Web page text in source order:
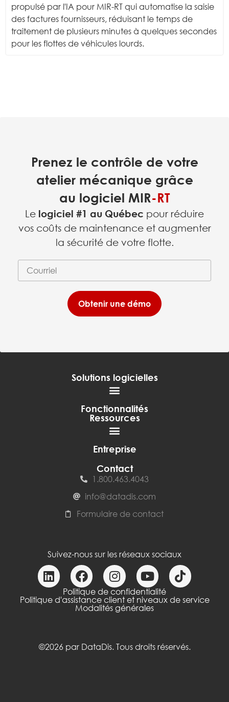
propulsé par l'IA pour MIR-RT qui automatise la saisie
des factures fournisseurs, réduisant le temps de
traitement de plusieurs minutes à quelques secondes
pour les flottes de véhicules lourds.
Prenez le contrôle de votre
atelier mécanique grâce
au logiciel MIR-RT
Le logiciel #1 au Québec pour réduire
vos coûts de maintenance et augmenter
la sécurité de votre flotte.
Courriel
Obtenir une démo
Solutions logicielles
Fonctionnalités
Ressources
Entreprise
Contact
1.800.463.4043
info@datadis.com
Formulaire de contact
Suivez-nous sur les réseaux sociaux
Politique de confidentialité
Politique d'assistance client et niveaux de service
Modalités générales
©2026 par DataDis. Tous droits réservés.